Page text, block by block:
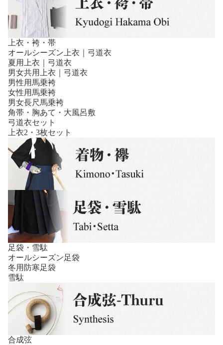
上衣・袴・帯
オールシーズン上衣｜弓道衣
夏用上衣｜弓道衣
男女共用上衣｜弓道衣
男性用馬乗袴
女性用馬乗袴
男女長尺馬乗袴
角帯・胸あて・大風呂敷
弓道衣セット
上衣2・3枚セット
足袋・雪駄
オールシーズン足袋
冬用防寒足袋
雪駄
合成弦